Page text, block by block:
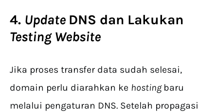
4. Update DNS dan Lakukan
Testing Website
Jika proses transfer data sudah selesai,
domain perlu diarahkan ke hosting baru
melalui pengaturan DNS. Setelah propagasi